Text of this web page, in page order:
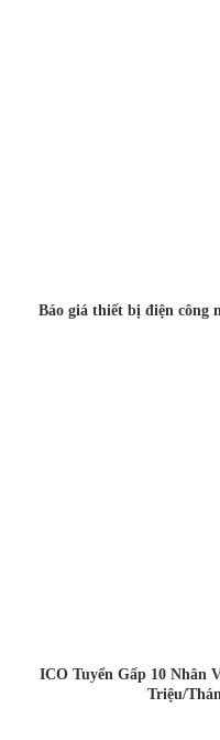
Báo giá thiết bị điện công
ICO Tuyển Gấp 10 Nhân
Triệu/